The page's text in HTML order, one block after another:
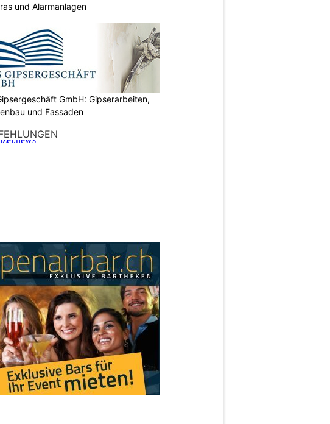
und Alarmanlagen
GmbH: Gipserarbeiten,
und Fassaden